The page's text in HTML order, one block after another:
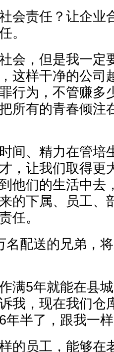
责任？让企业
。
，但是我一定
这样干净的公司
行为，不管赚多
所有的青春倾注
、精力在管培
，让我们取得更
他们的生活中去
的下属、员工、
任。
配送的兄弟，将
5年就能在县城
我，现在我们仓
年半了，跟我一
员工，能够在